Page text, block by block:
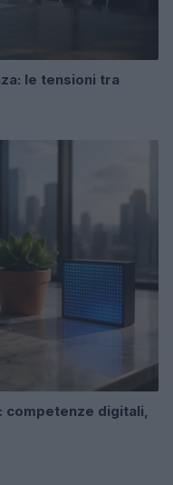
le tensioni tra
competenze digitali,